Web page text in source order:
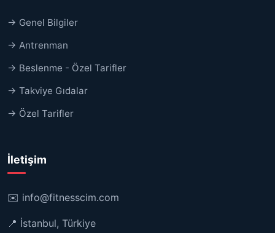
→ Genel Bilgiler
→ Antrenman
→ Beslenme - Özel Tarifler
→ Takviye Gıdalar
→ Özel Tarifler
İletişim
✉️ info@fitnesscim.com
📍 İstanbul, Türkiye